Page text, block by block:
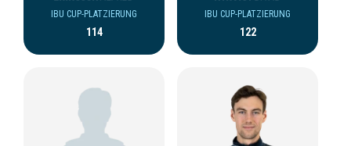
IBU CUP-PLATZIERUNG
114
IBU CUP-PLATZIERUNG
122